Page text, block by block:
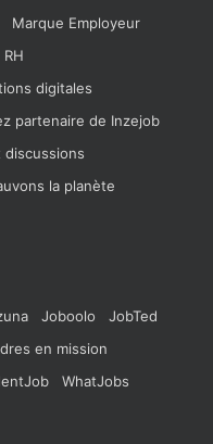
Marque Employeur
digitales
partenaire de Inzejob
discussions
la planète
Joboolo
JobTed
en mission
WhatJobs